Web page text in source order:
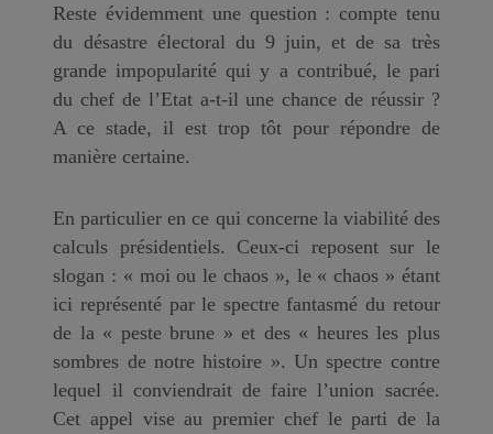
Reste évidemment une question : compte tenu
du désastre électoral du 9 juin, et de sa très
grande impopularité qui y a contribué, le pari
du chef de l’Etat a-t-il une chance de réussir ?
A ce stade, il est trop tôt pour répondre de
manière certaine.
En particulier en ce qui concerne la viabilité des
calculs présidentiels. Ceux-ci reposent sur le
slogan : « moi ou le chaos », le « chaos » étant
ici représenté par le spectre fantasmé du retour
de la « peste brune » et des « heures les plus
sombres de notre histoire ». Un spectre contre
lequel il conviendrait de faire l’union sacrée.
Cet appel vise au premier chef le parti de la